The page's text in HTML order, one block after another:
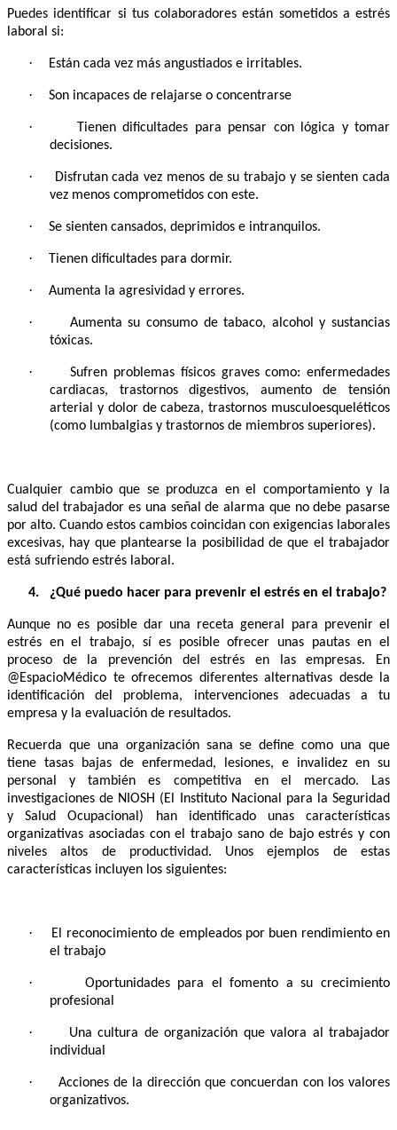
Puedes identificar si tus colaboradores están sometidos a estrés
laboral si:
· Están cada vez más angustiados e irritables.
· Son incapaces de relajarse o concentrarse
·
Tienen dificultades para pensar con lógica y tomar
decisiones.
·
Disfrutan cada vez menos de su trabajo y se sienten cada
vez menos comprometidos con este.
· Se sienten cansados, deprimidos e intranquilos.
· Tienen dificultades para dormir.
· Aumenta la agresividad y errores.
·
Aumenta su consumo de tabaco, alcohol y sustancias
tóxicas.
·
Sufren problemas físicos graves como: enfermedades
cardiacas, trastornos digestivos, aumento de tensión
arterial y dolor de cabeza, trastornos musculoesqueléticos
(como lumbalgias y trastornos de miembros superiores).
Cualquier cambio que se produzca en el comportamiento y la
salud del trabajador es una señal de alarma que no debe pasarse
por alto. Cuando estos cambios coincidan con exigencias laborales
excesivas, hay que plantearse la posibilidad de que el trabajador
está sufriendo estrés laboral.
4. ¿Qué puedo hacer para prevenir el estrés en el trabajo?
Aunque no es posible dar una receta general para prevenir el
estrés en el trabajo, sí es posible ofrecer unas pautas en el
proceso de la prevención del estrés en las empresas. En
@EspacioMédico te ofrecemos diferentes alternativas desde la
identificación del problema, intervenciones adecuadas a tu
empresa y la evaluación de resultados.
Recuerda que una organización sana se define como una que
tiene tasas bajas de enfermedad, lesiones, e invalidez en su
personal y también es competitiva en el mercado. Las
investigaciones de NIOSH (El Instituto Nacional para la Seguridad
y Salud Ocupacional) han identificado unas características
organizativas asociadas con el trabajo sano de bajo estrés y con
niveles altos de productividad. Unos ejemplos de estas
características incluyen los siguientes:
·
El reconocimiento de empleados por buen rendimiento en
el trabajo
·
Oportunidades para el fomento a su crecimiento
profesional
·
Una cultura de organización que valora al trabajador
individual
·
Acciones de la dirección que concuerdan con los valores
organizativos.